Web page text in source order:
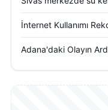
İnternet Kullanımı
Adana'daki Olayın